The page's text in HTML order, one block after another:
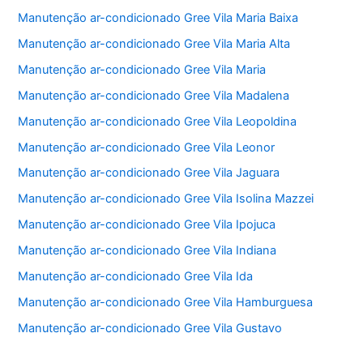
Manutenção ar-condicionado Gree Vila Maria Baixa
Manutenção ar-condicionado Gree Vila Maria Alta
Manutenção ar-condicionado Gree Vila Maria
Manutenção ar-condicionado Gree Vila Madalena
Manutenção ar-condicionado Gree Vila Leopoldina
Manutenção ar-condicionado Gree Vila Leonor
Manutenção ar-condicionado Gree Vila Jaguara
Manutenção ar-condicionado Gree Vila Isolina Mazzei
Manutenção ar-condicionado Gree Vila Ipojuca
Manutenção ar-condicionado Gree Vila Indiana
Manutenção ar-condicionado Gree Vila Ida
Manutenção ar-condicionado Gree Vila Hamburguesa
Manutenção ar-condicionado Gree Vila Gustavo